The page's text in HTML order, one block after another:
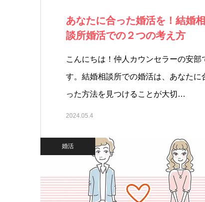
あなたに合った婚活を！結婚相
談所婚活での２つの考え方
こんにちは！仲人カウンセラーの安部
す。結婚相談所での婚活は、あなたに
った方法を見つけることが大切…
2024.05.4
婚活